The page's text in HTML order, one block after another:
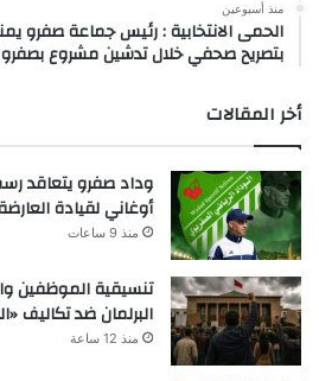
منذ أسبوعين
الحمى الانتخابية : رئيس جماعة صفرو
بتصريح صحفي خلال تدشين مشروع بصفرو
أخر المقالات
وداد صفرو يتعاقد
أوغاني لقيادة
منذ 9 ساعات
تنسيقية الموظفين
البرلمان ضد تكاليف
منذ 12 ساعة